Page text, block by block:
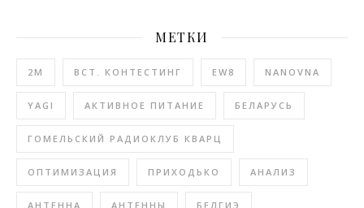
МЕТКИ
2М BCT. КОНТЕСТИНГ EW8 NANOVNA
YAGI АКТИВНОЕ ПИТАНИЕ БЕЛАРУСЬ
ГОМЕЛЬСКИЙ РАДИОКЛУБ КВАРЦ
ОПТИМИЗАЦИЯ ПРИХОДЬКО АНАЛИЗ
АНТЕННА АНТЕННЫ БЕЛГИЭ